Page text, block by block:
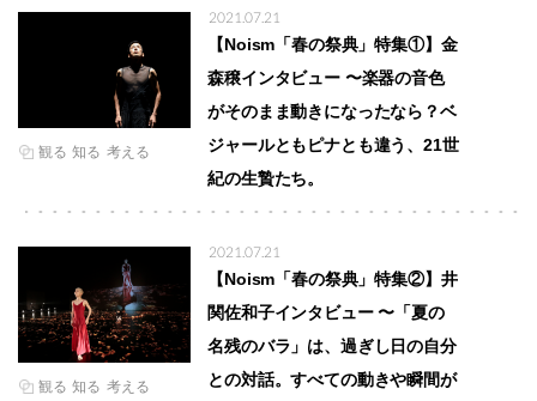
観る 知る 考える
2021.07.21
【Noism「春の祭典」特集①】金
森穣インタビュー 〜楽器の音色
がそのまま動きになったなら？ベ
ジャールともピナとも違う、21世
紀の生贄たち。
観る 知る 考える
2021.07.21
【Noism「春の祭典」特集②】井
関佐和子インタビュー 〜「夏の
名残のバラ」は、過ぎし日の自分
との対話。すべての動きや瞬間が